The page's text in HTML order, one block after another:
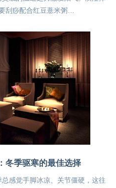
刮痧配合红豆薏米粥…
冬季驱寒的最佳选择
感觉手脚冰凉、关节僵硬，这往